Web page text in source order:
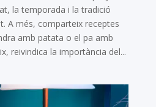
la temporada i la tradició
A més, comparteix receptes
amb patata o el pa amb
reivindica la importància del...